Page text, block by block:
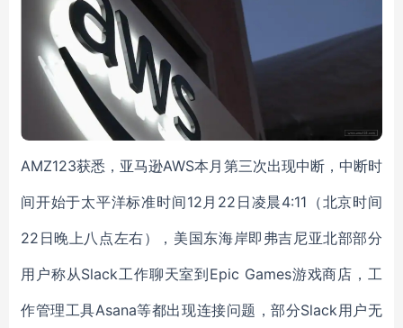
AMZ123获悉，亚马逊AWS本月第三次出现中断，中断时
间开始于太平洋标准时间12月22日凌晨4:11（北京时间
22日晚上八点左右），美国东海岸即弗吉尼亚北部部分
用户称从Slack工作聊天室到Epic Games游戏商店，工
作管理工具Asana等都出现连接问题，部分Slack用户无